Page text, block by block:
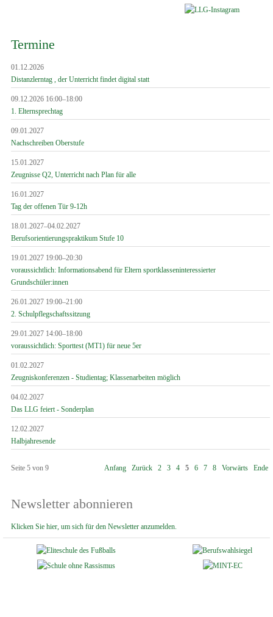
Termine
01.12.2026
Distanzlerntag , der Unterricht findet digital statt
09.12.2026 16:00–18:00
1. Elternsprechtag
09.01.2027
Nachschreiben Oberstufe
15.01.2027
Zeugnisse Q2, Unterricht nach Plan für alle
16.01.2027
Tag der offenen Tür 9-12h
18.01.2027–04.02.2027
Berufsorientierungspraktikum Stufe 10
19.01.2027 19:00–20:30
voraussichtlich: Informationsabend für Eltern sportklasseninteressierter
Grundschüler:innen
26.01.2027 19:00–21:00
2. Schulpflegschaftssitzung
29.01.2027 14:00–18:00
voraussichtlich: Sporttest (MT1) für neue 5er
01.02.2027
Zeugniskonferenzen - Studientag; Klassenarbeiten möglich
04.02.2027
Das LLG feiert - Sonderplan
12.02.2027
Halbjahresende
Seite 5 von 9 Anfang Zurück 2 3 4 5 6 7 8 Vorwärts Ende
Newsletter abonnieren
Klicken Sie hier, um sich für den Newsletter anzumelden.